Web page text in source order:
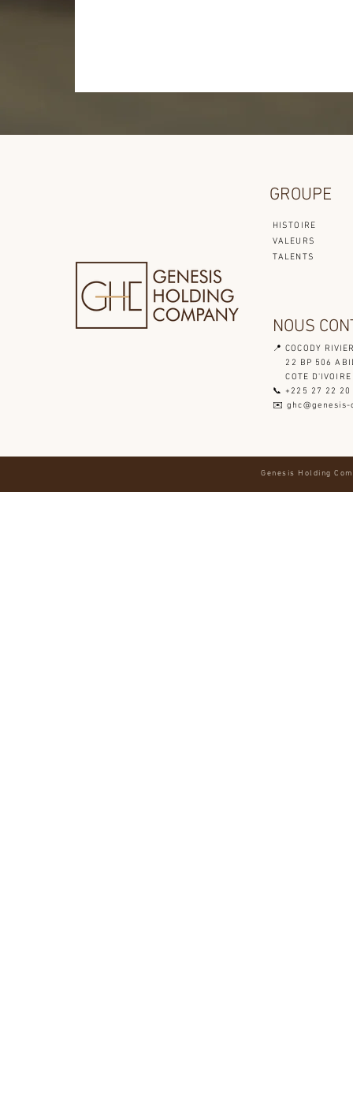
GROUPE
HISTOIRE
VALEURS
TALENTS
NOUS
📍 COCODY
22 BP 506
​ COTE D'IVOIRE
📞 +225 27 22
✉️ ghc@genesis-
Genesis Holding